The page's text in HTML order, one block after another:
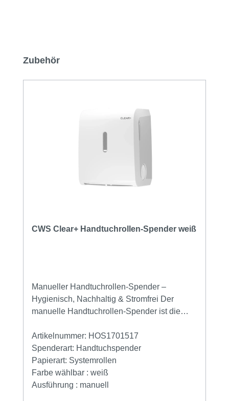
Produktgalerie überspringen
Zubehör
CWS Clear+ Handtuchrollen-Spender weiß
Manueller Handtuchrollen-Spender –
Hygienisch, Nachhaltig & Stromfrei Der
manuelle Handtuchrollen-Spender ist die
Waschräume – ganz ohne Strom oder
Batterien. Dank seines mechanischen
Schneidmechanismus gibt er hygienisch
einzelne Papierportionen von 27 cm aus und
minimiert dabei Abfall und Kontaktflächen.
Artikelnummer: HOS1701517
Spenderart: Handtuchspender
Papierart: Systemrollen
Farbe wählbar : weiß
Ausführung : manuell